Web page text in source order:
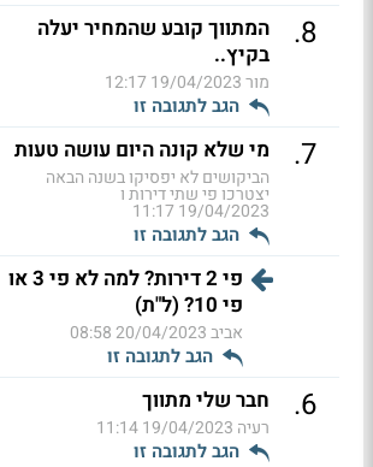
8
.
המתווך קובע שהמחיר יעלה
בקיץ..
מור19/04/2023 12:17
הגב לתגובה זו
7
. מי שלא קונה היום עושה טעות
הביקושים לא יפסיקו בשנה הבאה
יצטרכו פי שתי דירות ו
19/04/2023 11:17
הגב לתגובה זו
פי 2 דירות? למה לא פי 3 או
פי 10? (ל"ת)
אביב20/04/2023 08:58
הגב לתגובה זו
6
. חבר שלי מתווך
רעיה 19/04/2023 11:14
הגב לתגובה זו